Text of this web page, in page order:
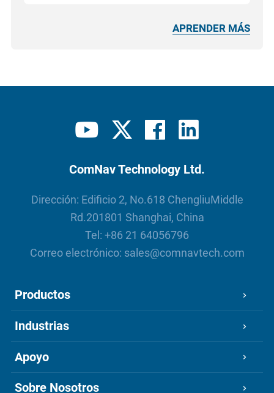
APRENDER MÁS
ComNav Technology Ltd.
Dirección: Edificio 2, No.618 ChengliuMiddle
Rd.201801 Shanghai, China
Tel: +86 21 64056796
Correo electrónico: sales@comnavtech.com
Productos
Industrias
Apoyo
Sobre Nosotros